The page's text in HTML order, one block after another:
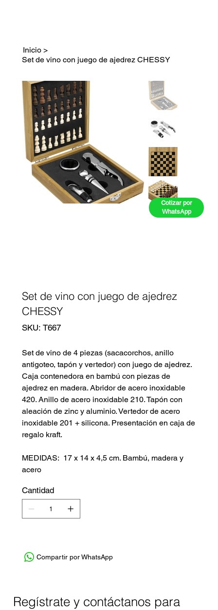
Inicio >
Set de vino con juego de ajedrez CHESSY
Set de vino con juego de ajedrez
CHESSY
SKU: SKU
T667
T667
Set de vino de 4 piezas (sacacorchos, anillo
antigoteo, tapón y vertedor) con juego de ajedrez.
Caja contenedora en bambú con piezas de
ajedrez en madera. Abridor de acero inoxidable
420. Anillo de acero inoxidable 210. Tapón con
aleación de zinc y aluminio. Vertedor de acero
inoxidable 201 + silicona. Presentación en caja de
regalo kraft.
MEDIDAS: 17 x 14 x 4,5 cm. Bambú, madera y
acero
Cantidad
Compartir por WhatsApp
Regístrate y contáctanos para
Cotizar por
WhatsApp